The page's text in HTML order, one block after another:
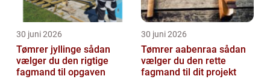
30 juni 2026
Tømrer jyllinge sådan
vælger du den rigtige
fagmand til opgaven
30 juni 2026
Tømrer aabenraa sådan
vælger du den rette
fagmand til dit projekt